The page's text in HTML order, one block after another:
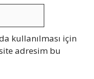
kullanılması için
adresim bu